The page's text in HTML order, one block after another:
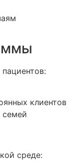
клиентов
семей
среде: